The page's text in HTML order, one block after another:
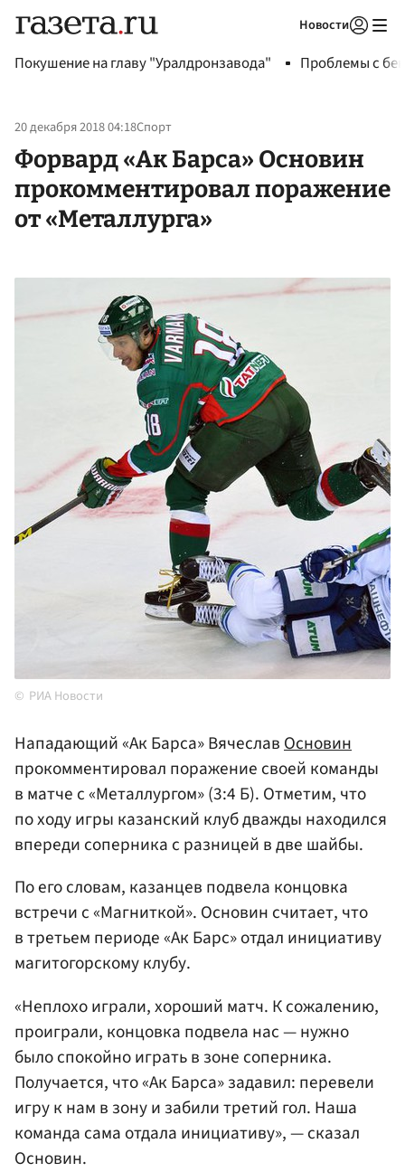
Новости
Покушение на главу "Уралдронзавода" Проблемы с
20 декабря 2018 04:18Спорт
Форвард «Ак Барса» Основин
прокомментировал поражение
от «Металлурга»
РИА Новости
Нападающий «Ак Барса» ВячеславОсновин
прокомментировал поражение своей команды
в матче с «Металлургом» (3:4 Б). Отметим, что
по ходу игры казанский клуб дважды находился
впереди соперника с разницей в две шайбы.
По его словам, казанцев подвела концовка
встречи с «Магниткой». Основин считает, что
в третьем периоде «Ак Барс» отдал инициативу
магитогорскому клубу.
«Неплохо играли, хороший матч. К сожалению,
проиграли, концовка подвела нас — нужно
было спокойно играть в зоне соперника.
Получается, что «Ак Барса» задавил: перевели
игру к нам в зону и забили третий гол. Наша
команда сама отдала инициативу», — сказал
Основин.